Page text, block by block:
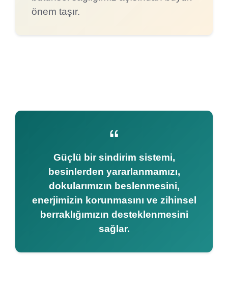
önem taşır.
Güçlü bir sindirim sistemi,
besinlerden yararlanmamızı,
dokularımızın beslenmesini,
enerjimizin korunmasını ve zihinsel
berraklığımızın desteklenmesini
sağlar.